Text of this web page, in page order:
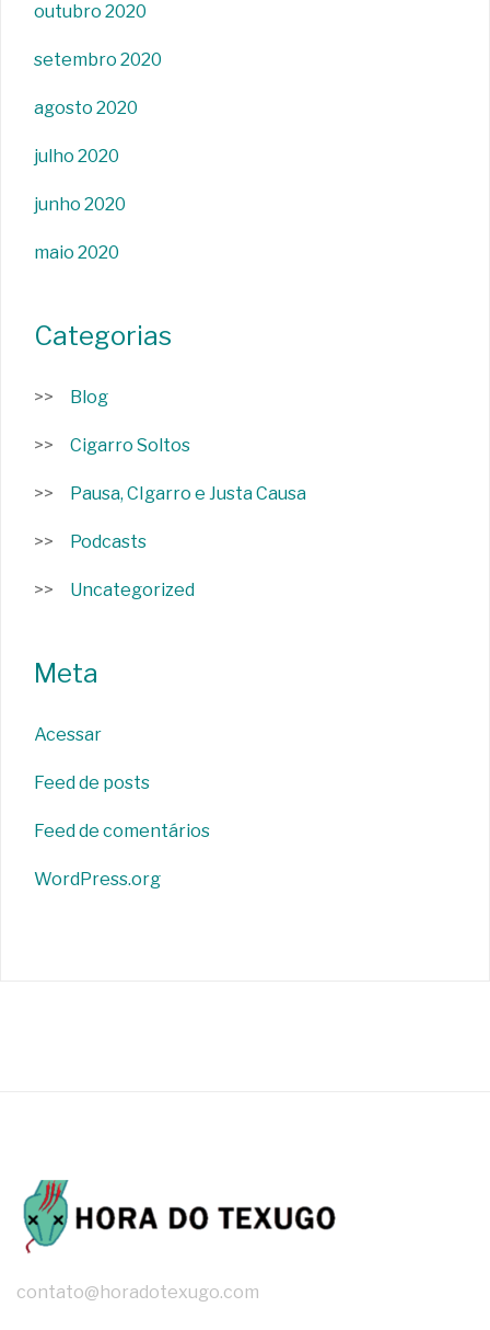
outubro 2020
setembro 2020
agosto 2020
julho 2020
junho 2020
maio 2020
Categorias
Blog
Cigarro Soltos
Pausa, CIgarro e Justa Causa
Podcasts
Uncategorized
Meta
Acessar
Feed de posts
Feed de comentários
WordPress.org
contato@horadotexugo.com